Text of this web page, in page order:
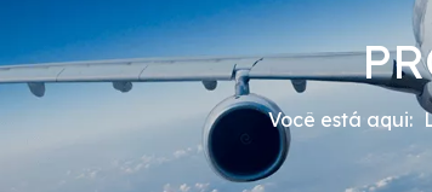
Você está aqui: